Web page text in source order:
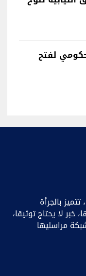
لفتح
بالجرأة
خبر ﻻ يحتاج توثيقا،
مراسليها